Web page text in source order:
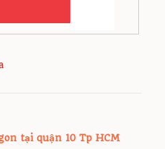
tại quận 10 Tp HCM